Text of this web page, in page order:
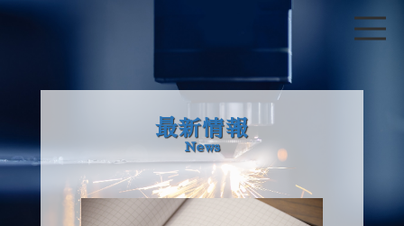
最新情報
News